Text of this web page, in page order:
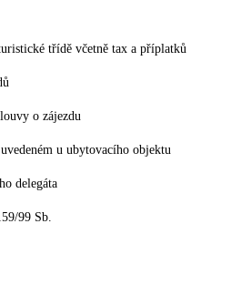
třídě včetně tax a příplatků
o zájezdu
u ubytovacího objektu
delegáta
99 Sb.